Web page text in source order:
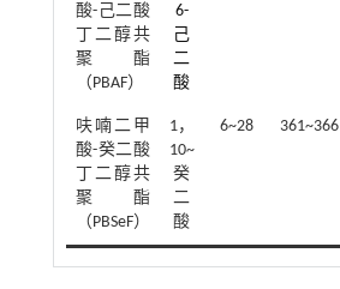
酸-己二酸
丁二醇共
聚酯
（PBAF）
6-
己
二
酸
呋喃二甲
酸-癸二酸
丁二醇共
聚酯
（PBSeF）
1，
10~
癸
二
酸
6~28 361~366